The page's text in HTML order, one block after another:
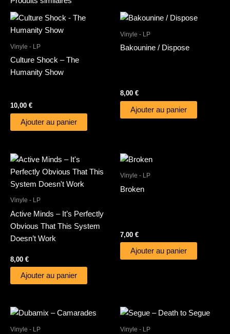
Vinyle - LP
Culture Shock – The
Humanity Show
10,00 €
Ajouter au panier
Vinyle - LP
Bakounine / Dispose
8,00 €
Ajouter au panier
Vinyle - LP
Active Minds – It’s Perfectly
Obvious That This System
Doesn’t Work
8,00 €
Ajouter au panier
Vinyle - LP
Broken
7,00 €
Ajouter au panier
Vinyle - LP Vinyle - LP